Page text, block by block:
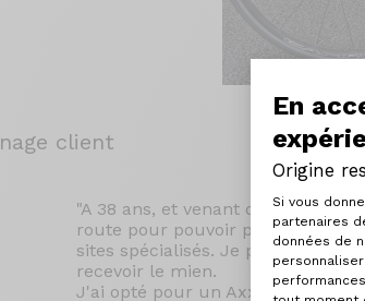
En
Origine
Si vous
partenaires
données de
client
"A 38 ans, et venant de l'univers
route pour pouvoir profiter de
sites spécialisés. Je précise que
recevoir le mien.
J'ai opté pour un Axxome 250,